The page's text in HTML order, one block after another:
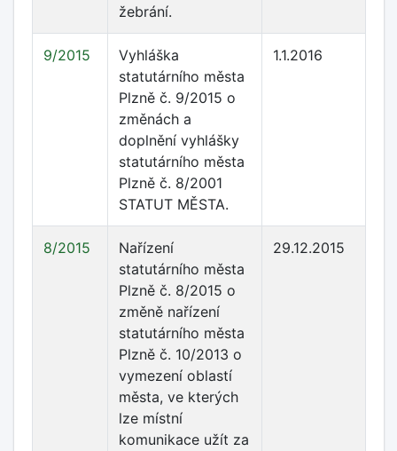
žebrání.
9/2015
Vyhláška
statutárního města
Plzně č. 9/2015 o
změnách a
doplnění vyhlášky
statutárního města
Plzně č. 8/2001
STATUT MĚSTA.
1.1.2016
8/2015
Nařízení
statutárního města
Plzně č. 8/2015 o
změně nařízení
statutárního města
Plzně č. 10/2013 o
vymezení oblastí
města, ve kterých
lze místní
komunikace užít za
29.12.2015